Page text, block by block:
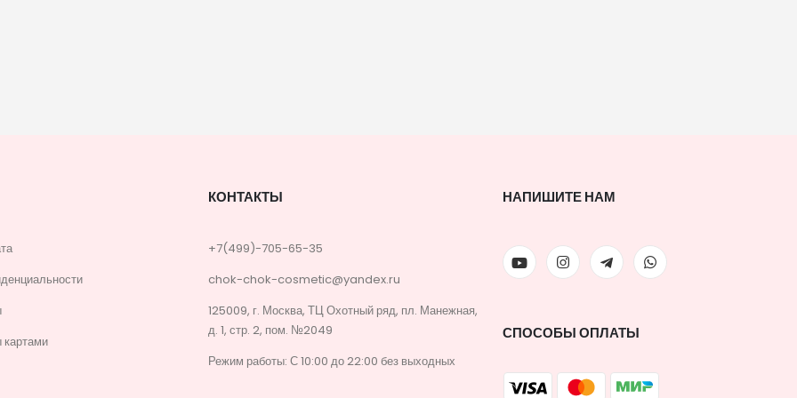
КОНТАКТЫ
+7(499)-705-65-35
chok-chok-cosmetic@yandex.ru
125009, г. Москва, ТЦ Охотный ряд, пл. Манежная,
д. 1, стр. 2, пом. №2049
Режим работы: С 10:00 до 22:00 без выходных
НАПИШИТЕ НАМ
СПОСОБЫ ОПЛАТЫ